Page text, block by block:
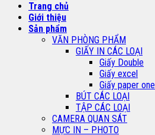
Trang chủ
Giới thiệu
Sản phẩm
VĂN PHÒNG PHẨM
GIẤY IN CÁC LOẠI
Giấy Double
Giấy excel
Giấy paper one
BÚT CÁC LOẠI
TẬP CÁC LOẠI
CAMERA QUAN SÁT
MỰC IN – PHOTO